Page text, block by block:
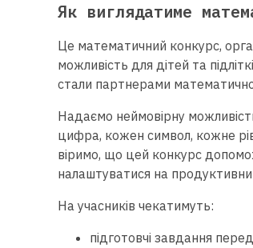
Як виглядатиме
Це математичний конкурс,
можливість для дітей та
стали партнерами
Надаємо неймовірну
цифра, кожен символ, кожне
віримо, що цей конкурс
налаштуватися на
На учасників чекатимуть:
підготовчі завдання